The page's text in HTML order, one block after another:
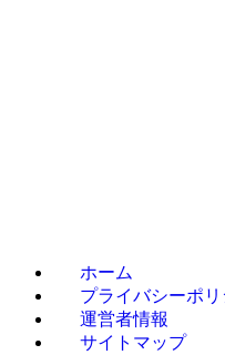
ホーム
プライバシーポリ
運営者情報
サイトマップ